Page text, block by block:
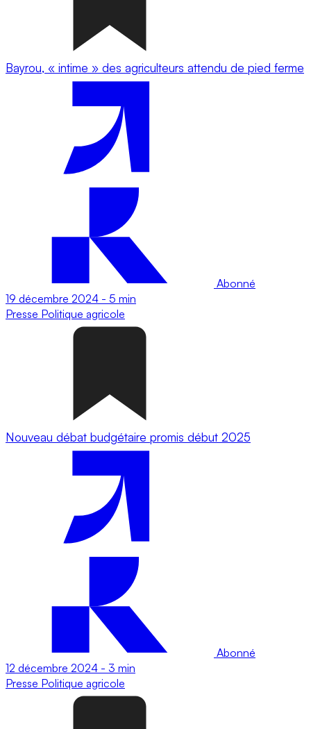
Bayrou, « intime » des agriculteurs attendu de pied ferme
Abonné
19 décembre 2024 - 5 min
Presse Politique agricole
Nouveau débat budgétaire promis début 2025
Abonné
12 décembre 2024 - 3 min
Presse Politique agricole